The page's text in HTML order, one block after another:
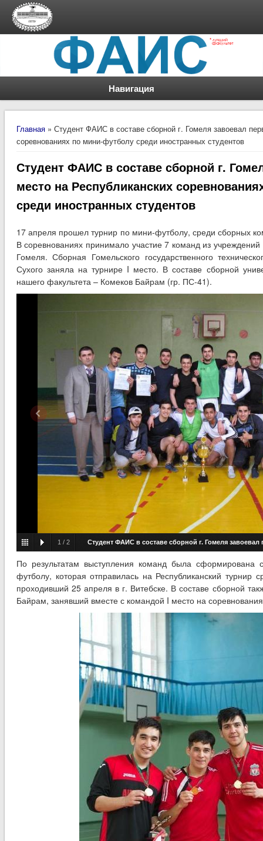
Навигация
Вы здесь
Главная» Студент ФАИС в составе сборной г. Гомеля завоевал
соревнованиях по мини-футболу среди иностранных студентов
Студент ФАИС в составе сборной г.
место на Республиканских
среди иностранных студентов
17 апреля прошел турнир по мини-футболу, среди сборных
В соревнованиях принимало участие 7 команд из
Гомеля. Сборная Гомельского государственного
Сухого заняла на турнире I место. В составе сборной
нашего факультета – Комеков Байрам (гр. ПС-41).
1 / 2 Студент ФАИС в составе сборной г. Гомеля завоевал
По результатам выступления команд была
футболу, которая отправилась на Республиканский турнир
проходивший 25 апреля в г. Витебске. В составе сборной
Байрам, занявший вместе с командой I место на